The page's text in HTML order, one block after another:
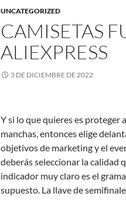
UNCATEGORIZED
CAMISETAS
ALIEXPRESS
3 DE DICIEMBRE DE 2022
Y si lo que quieres es proteger
manchas, entonces elige
objetivos de marketing y el
deberás seleccionar la calidad
indicador muy claro es el
supuesto. La llave de